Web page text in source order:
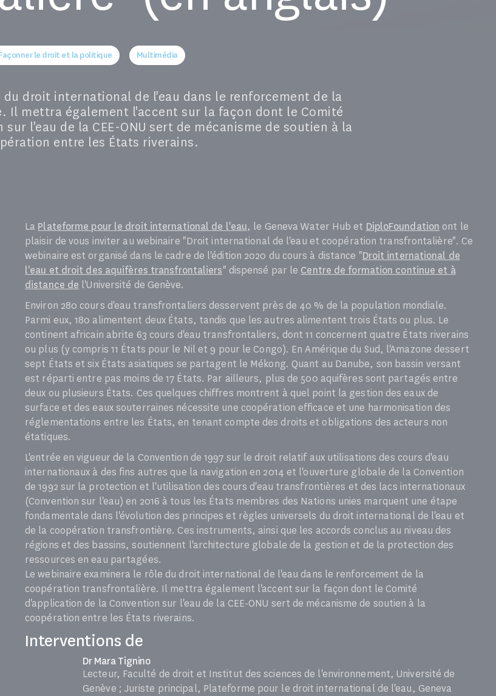
le droit et la politique Multimédia
du droit international de l'eau dans le renforcement de la
Il mettra également l'accent sur la façon dont le Comité
l'eau de la CEE-ONU sert de mécanisme de soutien à la
entre les États riverains.
La Plateforme pour le droit international de l'eau, le Geneva Water Hub et DiploFoundation ont le
plaisir de vous inviter au webinaire "Droit international de l'eau et coopération transfrontalière". Ce
webinaire est organisé dans le cadre de l'édition 2020 du cours à distance "Droit international de
l'eau et droit des aquifères transfrontaliers" dispensé par le Centre de formation continue et à
distance de l'Université de Genève.
Environ 280 cours d'eau transfrontaliers desservent près de 40 % de la population mondiale.
Parmi eux, 180 alimentent deux États, tandis que les autres alimentent trois États ou plus. Le
continent africain abrite 63 cours d'eau transfrontaliers, dont 11 concernent quatre États riverains
ou plus (y compris 11 États pour le Nil et 9 pour le Congo). En Amérique du Sud, l'Amazone dessert
sept États et six États asiatiques se partagent le Mékong. Quant au Danube, son bassin versant
est réparti entre pas moins de 17 États. Par ailleurs, plus de 500 aquifères sont partagés entre
deux ou plusieurs États. Ces quelques chiffres montrent à quel point la gestion des eaux de
surface et des eaux souterraines nécessite une coopération efficace et une harmonisation des
réglementations entre les États, en tenant compte des droits et obligations des acteurs non
étatiques.
L'entrée en vigueur de la Convention de 1997 sur le droit relatif aux utilisations des cours d'eau
internationaux à des fins autres que la navigation en 2014 et l'ouverture globale de la Convention
de 1992 sur la protection et l'utilisation des cours d'eau transfrontières et des lacs internationaux
(Convention sur l'eau) en 2016 à tous les États membres des Nations unies marquent une étape
fondamentale dans l'évolution des principes et règles universels du droit international de l'eau et
de la coopération transfrontière. Ces instruments, ainsi que les accords conclus au niveau des
régions et des bassins, soutiennent l'architecture globale de la gestion et de la protection des
ressources en eau partagées.
Le webinaire examinera le rôle du droit international de l'eau dans le renforcement de la
coopération transfrontalière. Il mettra également l'accent sur la façon dont le Comité
d'application de la Convention sur l'eau de la CEE-ONU sert de mécanisme de soutien à la
coopération entre les États riverains.
Interventions de
Dr Mara Tignino
Lecteur, Faculté de droit et Institut des sciences de l'environnement, Université de
Genève ; Juriste principal, Plateforme pour le droit international de l'eau, Geneva